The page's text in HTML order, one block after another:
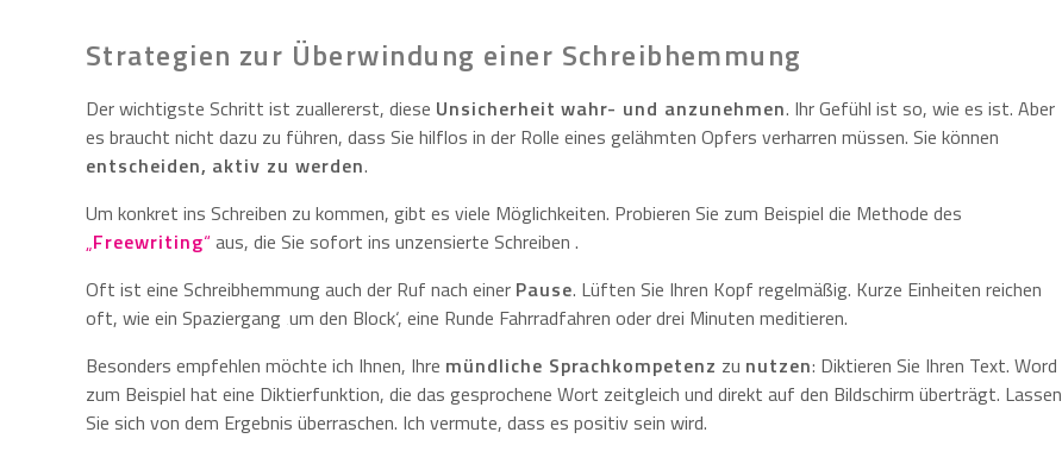
Strategien zur Überwindung einer Schreibhemmung
Der wichtigste Schritt ist zuallererst, diese Unsicherheit wahr- und anzunehmen. Ihr Gefühl ist so, wie es ist. Aber
es braucht nicht dazu zu führen, dass Sie hilflos in der Rolle eines gelähmten Opfers verharren müssen. Sie können
entscheiden, aktiv zu werden.
Um konkret ins Schreiben zu kommen, gibt es viele Möglichkeiten. Probieren Sie zum Beispiel die Methode des
„Freewriting“aus, die Sie sofort ins unzensierte Schreiben .
Oft ist eine Schreibhemmung auch der Ruf nach einer Pause. Lüften Sie Ihren Kopf regelmäßig. Kurze Einheiten reichen
oft, wie ein Spaziergang ‚um den Block‘, eine Runde Fahrradfahren oder drei Minuten meditieren.
Besonders empfehlen möchte ich Ihnen, Ihre mündliche Sprachkompetenz zu nutzen: Diktieren Sie Ihren Text. Word
zum Beispiel hat eine Diktierfunktion, die das gesprochene Wort zeitgleich und direkt auf den Bildschirm überträgt. Lassen
Sie sich von dem Ergebnis überraschen. Ich vermute, dass es positiv sein wird.